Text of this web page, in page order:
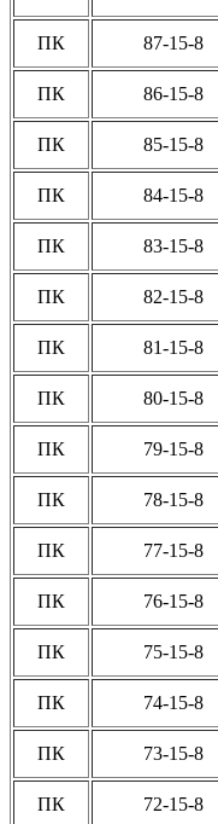
ПК 87-15-8
ПК 86-15-8
ПК 85-15-8
ПК 84-15-8
ПК 83-15-8
ПК 82-15-8
ПК 81-15-8
ПК 80-15-8
ПК 79-15-8
ПК 78-15-8
ПК 77-15-8
ПК 76-15-8
ПК 75-15-8
ПК 74-15-8
ПК 73-15-8
ПК 72-15-8